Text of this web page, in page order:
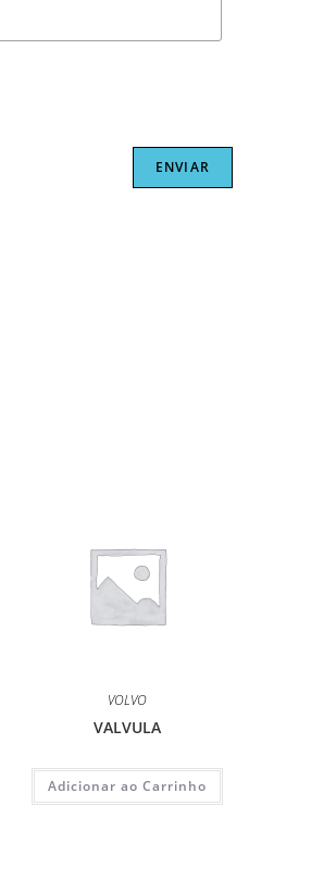
VOLVO
VALVULA
Adicionar ao Carrinho